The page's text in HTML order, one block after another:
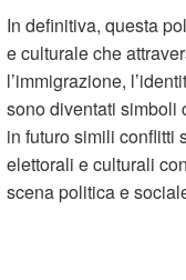
In definitiva, questa
e culturale che
l’immigrazione,
sono diventati simboli
in futuro simili conflitti
elettorali e culturali
scena politica e